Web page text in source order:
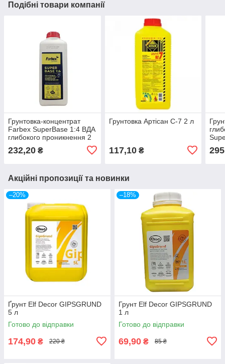
Подібні товари компанії
Грунтовка-концентрат
Farbex SuperBase 1:4 ВДА
глибокого проникнення 2
232,20 ₴
Грунтовка Артісан С-7 2 л
117,10₴ 295
Акційні пропозиції та новинки
–20%
Ґрунт Elf Decor GIPSGRUND
5 л
Готово до відправки
174,90 ₴ 220 ₴
–18%
Грунт Elf Decor GIPSGRUND
1 л
Готово до відправки
69,90 ₴ 85 ₴